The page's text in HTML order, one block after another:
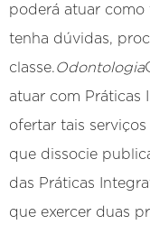
poderá atuar como
tenha dúvidas,
classe.Odontologia
atuar com Práticas
ofertar tais
que dissocie
das Práticas
que exercer duas